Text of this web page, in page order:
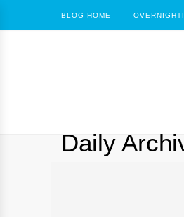
BLOG HOME
Daily